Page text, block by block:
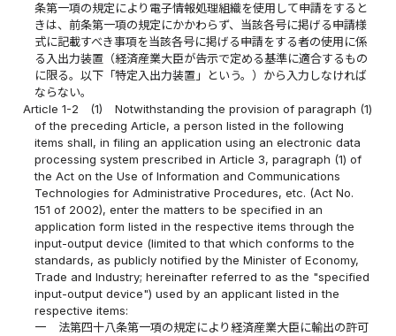
条第一項の規定により電子情報処理組織を使用して申請をすると
きは、前条第一項の規定にかかわらず、当該各号に掲げる申請様
式に記載すべき事項を当該各号に掲げる申請をする者の使用に係
る入出力装置（経済産業大臣が告示で定める基準に適合するもの
に限る。以下「特定入出力装置」という。）から入力しなければ
ならない。
Article 1-2
(1)
Notwithstanding the provision of paragraph (1)
of the preceding Article, a person listed in the following
items shall, in filing an application using an electronic data
processing system prescribed in Article 3, paragraph (1) of
the Act on the Use of Information and Communications
Technologies for Administrative Procedures, etc. (Act No.
151 of 2002), enter the matters to be specified in an
application form listed in the respective items through the
input-output device (limited to that which conforms to the
standards, as publicly notified by the Minister of Economy,
Trade and Industry; hereinafter referred to as the "specified
input-output device") used by an applicant listed in the
respective items:
一
法第四十八条第一項の規定により経済産業大臣に輸出の許可